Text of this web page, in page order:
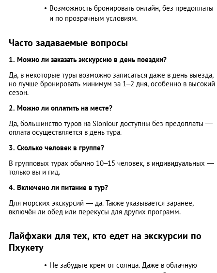
Возможность бронировать онлайн, без предоплаты
и по прозрачным условиям.
Часто задаваемые вопросы
1. Можно ли заказать экскурсию в день поездки?
Да, в некоторые туры возможно записаться даже в день выезда,
но лучше бронировать минимум за 1–2 дня, особенно в высокий
сезон.
2. Можно ли оплатить на месте?
Да, большинство туров на SlonTour доступны без предоплаты —
оплата осуществляется в день тура.
3. Сколько человек в группе?
В групповых турах обычно 10–15 человек, в индивидуальных —
только вы и гид.
4. Включено ли питание в тур?
Для морских экскурсий — да. Также указывается заранее,
включён ли обед или перекусы для других программ.
Лайфхаки для тех, кто едет на экскурсии по
Пхукету
Не забудьте крем от солнца. Даже в облачную